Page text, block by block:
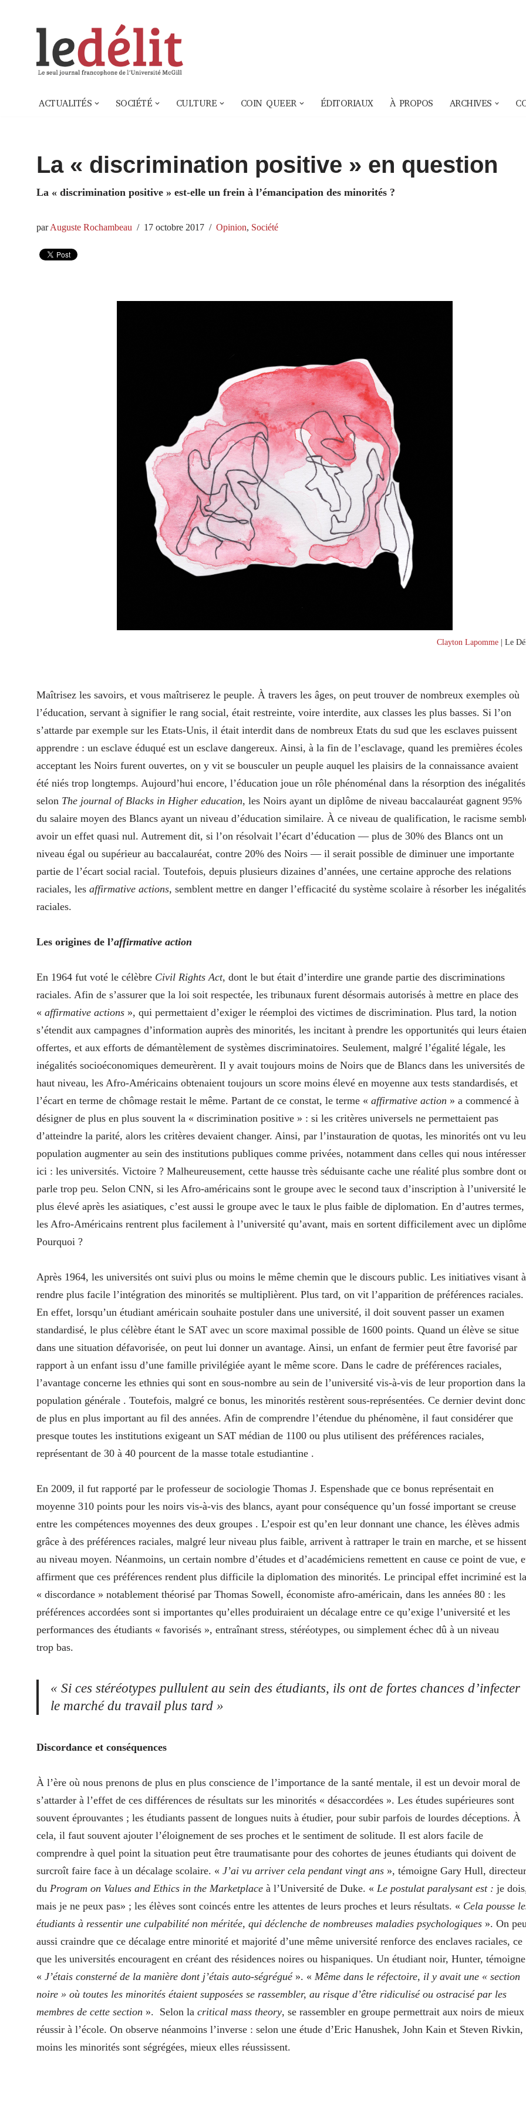
ACTUALITÉS SOCIÉTÉ CULTURE COIN QUEER ÉDITORIAUX À PROPOS ARCHIVES
La « discrimination positive » en question
La « discrimination positive » est-elle un frein à l’émancipation des minorités ?
parAuguste Rochambeau 17 octobre 2017 Opinion, Société
Clayton Lapomme | Le
Maîtrisez les savoirs, et vous maîtriserez le peuple. À travers les âges, on peut trouver de nombreux exemples où
l’éducation, servant à signifier le rang social, était restreinte, voire interdite, aux classes les plus basses. Si l’on
s’attarde par exemple sur les Etats-Unis, il était interdit dans de nombreux Etats du sud que les esclaves puissent
apprendre : un esclave éduqué est un esclave dangereux. Ainsi, à la fin de l’esclavage, quand les premières écoles
acceptant les Noirs furent ouvertes, on y vit se bousculer un peuple auquel les plaisirs de la connaissance avaient
été niés trop longtemps. Aujourd’hui encore, l’éducation joue un rôle phénoménal dans la résorption des
selon The journal of Blacks in Higher education, les Noirs ayant un diplôme de niveau baccalauréat gagnent 95%
du salaire moyen des Blancs ayant un niveau d’éducation similaire. À ce niveau de qualification, le racisme
avoir un effet quasi nul. Autrement dit, si l’on résolvait l’écart d’éducation — plus de 30% des Blancs ont un
niveau égal ou supérieur au baccalauréat, contre 20% des Noirs — il serait possible de diminuer une importante
partie de l’écart social racial. Toutefois, depuis plusieurs dizaines d’années, une certaine approche des relations
raciales, les affirmative actions, semblent mettre en danger l’efficacité du système scolaire à résorber les inégalités
raciales.
Les origines de l’affirmative action
En 1964 fut voté le célèbre Civil Rights Act, dont le but était d’interdire une grande partie des discriminations
raciales. Afin de s’assurer que la loi soit respectée, les tribunaux furent désormais autorisés à mettre en place des
« affirmative actions », qui permettaient d’exiger le réemploi des victimes de discrimination. Plus tard, la notion
s’étendit aux campagnes d’information auprès des minorités, les incitant à prendre les opportunités qui leurs
offertes, et aux efforts de démantèlement de systèmes discriminatoires. Seulement, malgré l’égalité légale, les
inégalités socioéconomiques demeurèrent. Il y avait toujours moins de Noirs que de Blancs dans les universités de
haut niveau, les Afro-Américains obtenaient toujours un score moins élevé en moyenne aux tests standardisés, et
l’écart en terme de chômage restait le même. Partant de ce constat, le terme « affirmative action » a commencé à
désigner de plus en plus souvent la « discrimination positive » : si les critères universels ne permettaient pas
d’atteindre la parité, alors les critères devaient changer. Ainsi, par l’instauration de quotas, les minorités ont vu
population augmenter au sein des institutions publiques comme privées, notamment dans celles qui nous
ici : les universités. Victoire ? Malheureusement, cette hausse très séduisante cache une réalité plus sombre dont
parle trop peu. Selon CNN, si les Afro-américains sont le groupe avec le second taux d’inscription à l’université le
plus élevé après les asiatiques, c’est aussi le groupe avec le taux le plus faible de diplomation. En d’autres termes,
les Afro-Américains rentrent plus facilement à l’université qu’avant, mais en sortent difficilement avec un
Pourquoi ?
Après 1964, les universités ont suivi plus ou moins le même chemin que le discours public. Les initiatives visant à
rendre plus facile l’intégration des minorités se multiplièrent. Plus tard, on vit l’apparition de préférences raciales.
En effet, lorsqu’un étudiant américain souhaite postuler dans une université, il doit souvent passer un examen
standardisé, le plus célèbre étant le SAT avec un score maximal possible de 1600 points. Quand un élève se situe
dans une situation défavorisée, on peut lui donner un avantage. Ainsi, un enfant de fermier peut être favorisé par
rapport à un enfant issu d’une famille privilégiée ayant le même score. Dans le cadre de préférences raciales,
l’avantage concerne les ethnies qui sont en sous-nombre au sein de l’université vis-à-vis de leur proportion dans la
population générale . Toutefois, malgré ce bonus, les minorités restèrent sous-représentées. Ce dernier devint donc
de plus en plus important au fil des années. Afin de comprendre l’étendue du phénomène, il faut considérer que
presque toutes les institutions exigeant un SAT médian de 1100 ou plus utilisent des préférences raciales,
représentant de 30 à 40 pourcent de la masse totale estudiantine .
En 2009, il fut rapporté par le professeur de sociologie Thomas J. Espenshade que ce bonus représentait en
moyenne 310 points pour les noirs vis-à-vis des blancs, ayant pour conséquence qu’un fossé important se creuse
entre les compétences moyennes des deux groupes . L’espoir est qu’en leur donnant une chance, les élèves admis
grâce à des préférences raciales, malgré leur niveau plus faible, arrivent à rattraper le train en marche, et se hissent
au niveau moyen. Néanmoins, un certain nombre d’études et d’académiciens remettent en cause ce point de vue,
affirment que ces préférences rendent plus difficile la diplomation des minorités. Le principal effet incriminé est la
« discordance » notablement théorisé par Thomas Sowell, économiste afro-américain, dans les années 80 : les
préférences accordées sont si importantes qu’elles produiraient un décalage entre ce qu’exige l’université et les
performances des étudiants « favorisés », entraînant stress, stéréotypes, ou simplement échec dû à un niveau
trop bas.
« Si ces stéréotypes pullulent au sein des étudiants, ils ont de fortes chances d’infecter
le marché du travail plus tard »
Discordance et conséquences
À l’ère où nous prenons de plus en plus conscience de l’importance de la santé mentale, il est un devoir moral de
s’attarder à l’effet de ces différences de résultats sur les minorités « désaccordées ». Les études supérieures sont
souvent éprouvantes ; les étudiants passent de longues nuits à étudier, pour subir parfois de lourdes déceptions. À
cela, il faut souvent ajouter l’éloignement de ses proches et le sentiment de solitude. Il est alors facile de
comprendre à quel point la situation peut être traumatisante pour des cohortes de jeunes étudiants qui doivent de
surcroît faire face à un décalage scolaire. « J’ai vu arriver cela pendant vingt ans », témoigne Gary Hull, directeur
du Program on Values and Ethics in the Marketplace à l’Université de Duke. « Le postulat paralysant est : je
mais je ne peux pas» ; les élèves sont coincés entre les attentes de leurs proches et leurs résultats. « Cela pousse
étudiants à ressentir une culpabilité non méritée, qui déclenche de nombreuses maladies psychologiques ». On
aussi craindre que ce décalage entre minorité et majorité d’une même université renforce des enclaves raciales, ce
que les universités encouragent en créant des résidences noires ou hispaniques. Un étudiant noir, Hunter,
« J’étais consterné de la manière dont j’étais auto-ségrégué». « Même dans le réfectoire, il y avait une « section
noire » où toutes les minorités étaient supposées se rassembler, au risque d’être ridiculisé ou ostracisé par les
membres de cette section ». Selon la critical mass theory, se rassembler en groupe permettrait aux noirs de mieux
réussir à l’école. On observe néanmoins l’inverse : selon une étude d’Eric Hanushek, John Kain et Steven Rivkin,
moins les minorités sont ségrégées, mieux elles réussissent.